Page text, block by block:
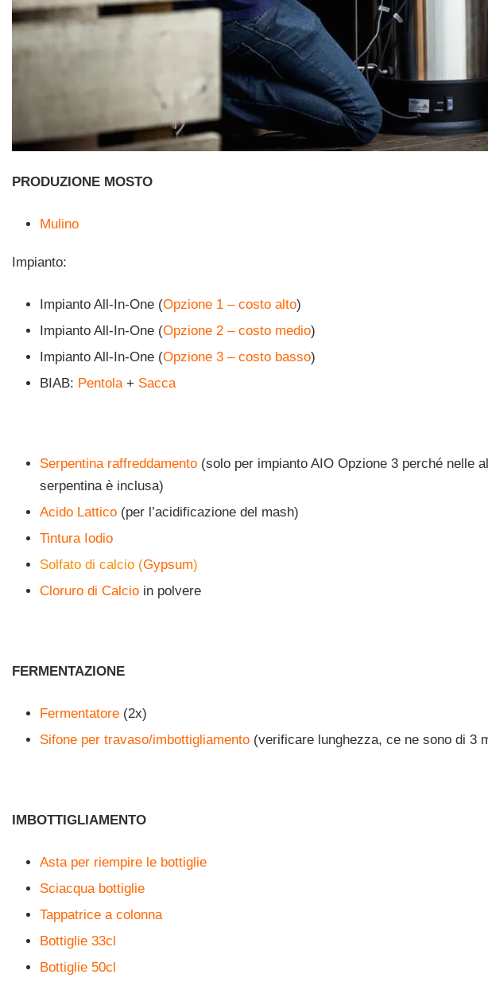
PRODUZIONE MOSTO
Mulino
Impianto:
Impianto All-In-One (Opzione 1 – costo alto)
Impianto All-In-One (Opzione 2 – costo medio)
Impianto All-In-One (Opzione 3 – costo basso)
BIAB: Pentola+ Sacca
Serpentina raffreddamento (solo per impianto AIO Opzione 3 perché nelle
serpentina è inclusa)
Acido Lattico (per l’acidificazione del mash)
Tintura Iodio
Solfato di calcio (Gypsum)
Cloruro di Calcio in polvere
FERMENTAZIONE
Fermentatore (2x)
Sifone per travaso/imbottigliamento (verificare lunghezza, ce ne sono di 3
IMBOTTIGLIAMENTO
Asta per riempire le bottiglie
Sciacqua bottiglie
Tappatrice a colonna
Bottiglie 33cl
Bottiglie 50cl